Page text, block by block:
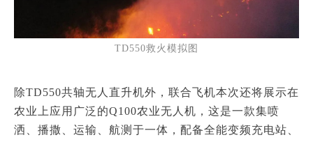
TD550救火模拟图
除TD550共轴无人直升机外，联合飞机本次还将展示在
农业上应用广泛的Q100农业无人机，这是一款集喷
洒、播撒、运输、航测于一体，配备全能变频充电站、